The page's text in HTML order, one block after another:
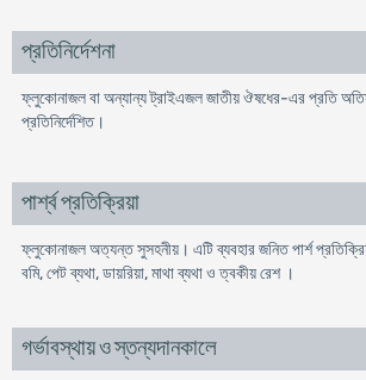
প্রতিনির্দেশনা
ফ্লুকোনাজল বা অন্যান্য ট্রাইএজল জাতীয় ঔষধের-এর প্রতি
প্রতিনির্দেশিত।
পার্শ্ব প্রতিক্রিয়া
ফ্লুকোনাজল অত্যন্ত সুসহনীয়। এটি ব্যবহার জনিত পার্শ
বমি, পেট ব্যথা, ডায়রিয়া, মাথা ব্যথা ও ত্বকীয় রেশ ।
গর্ভাবস্থায় ও স্তন্যদানকালে